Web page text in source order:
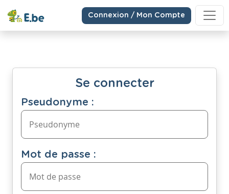
Connexion / Mon Compte
Se connecter
Pseudonyme :
Mot de passe :